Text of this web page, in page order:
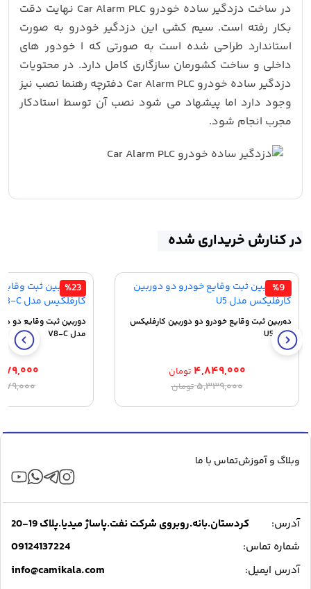
در ساخت دزدگیر ساده خودرو Car Alarm PLC نهایت دقت
بکار رفته است. سیم کشی این دزدگیر خودرو به صورت
استاندارد طراحی شده است به صورتی که ا خودور های
داخلی و ساخت کشورمان سازگاری کامل دارد. در محتویات
دزدگیر ساده خودرو Car Alarm PLC دفترچه رهنما نصب نیز
وجود دارد اما پیشهاد می شود نصب آن توسط استادکار
مجرب انجام شود.
در کنارش خریداری شده
%9
دوربین ثبت وقایع خودرو دو دوربین کارفلیکس
مدل U5
۵,۳۳۹,۰۰۰تومانقیمت
۵,۳۳۹,۰۰۰ تومان
۴,۸۴۹,۰۰۰ تومان
قیمت
۴,۸۴۹,۰۰۰ تومان.
%23
دوربین ثبت وقایع دو
مدل V8-C
وبلاگ و آموزشتماس با ما
آدرس:
کردستان.بانه.روبروی شرکت نفت.پاساژ میدیا.پلاک 19-20
شماره تماس:
09124137224
آدرس ایمیل: info@camikala.com